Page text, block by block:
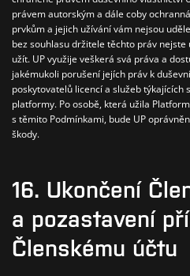
právem autorským a dále coby
prvkům a jejich užívání vám nejsou
bez souhlasu držitele těchto práv
užít. UP využije veškerá svá práva a
jakémukoli porušení jejích práv k
poskytovatelů licencí a služeb týkajících
platformy. Po osobě, která užila
s těmito Podmínkami, bude UP
škody.
16. Ukončení
a pozastavení
Členskému účtu